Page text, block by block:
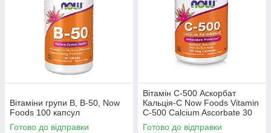
Вітаміни групи B, B-50, Now
Foods 100 капсул
Готово до відправки
Вітамін С-500 Аскорбат
Кальція-С Now Foods Vitamin
C-500 Calcium Ascorbate 30
капсул
Готово до відправки